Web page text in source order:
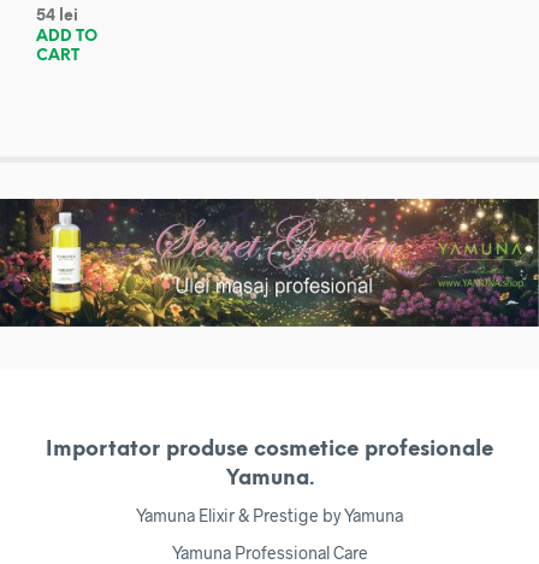
54 lei
ADD TO
CART
Importator produse cosmetice profesionale
Yamuna.
Yamuna Elixir & Prestige by Yamuna
Yamuna Professional Care